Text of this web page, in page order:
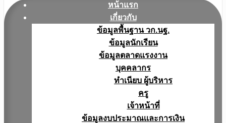
หน้าแรก
เกี่ยวกับ
ข้อมูลพื้นฐาน วก.นฐ.
ข้อมูลนักเรียน
ข้อมูลตลาดแรงงาน
บุคคลากร
ทำเนียบ ผู้บริหาร
ครู
เจ้าหน้าที่
ข้อมูลงบประมาณเเละการเงิน